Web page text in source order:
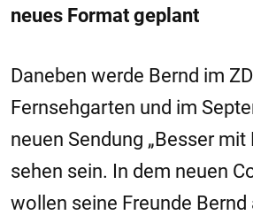
neues Format geplant
Daneben werde Bernd im
Fernsehgarten und im
neuen Sendung „Besser mit
sehen sein. In dem neuen
wollen seine Freunde Bernd